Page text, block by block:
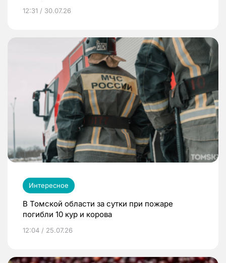
12:31 / 30.07.26
Интересное
В Томской области за сутки при пожаре
погибли 10 кур и корова
12:04 / 25.07.26